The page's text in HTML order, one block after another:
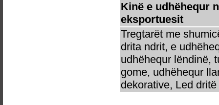
Kinë e udhëhequr
eksportuesit
Tregtarët me
drita ndrit, e
udhëhequr lëndinë,
gome, udhëhequr
dekorative, Led